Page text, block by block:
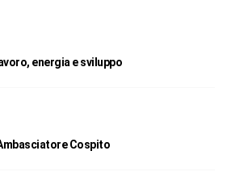
energia e sviluppo
Cospito